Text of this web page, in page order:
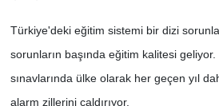
Türkiye'deki eğitim sistemi bir dizi sorunla
sorunların başında eğitim kalitesi
sınavlarında ülke olarak her geçen yıl
alarm zillerini çaldırıyor.